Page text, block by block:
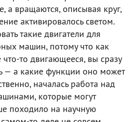
а вращаются, описывая круг,
активировалось светом.
такие двигатели для
машин, потому что как
что-то двигающееся, вы сразу
— а какие функции оно может
началась работа над
которые могут
походило на научную